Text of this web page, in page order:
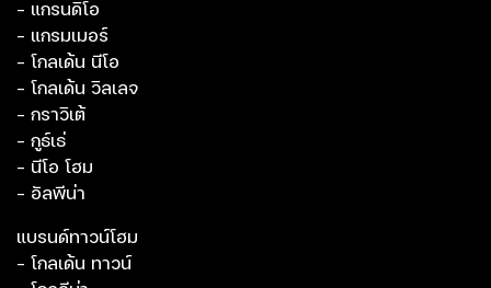
- แกรนดิโอ
- แกรมเมอร์
- โกลเด้น นีโอ
- โกลเด้น วิลเลจ
- กราวิเต้
- กูธ์เธ่
- นีโอ โฮม
- อัลพีน่า
แบรนด์ทาวน์โฮม
- โกลเด้น ทาวน์